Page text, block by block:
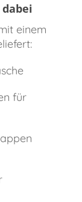
einem
für